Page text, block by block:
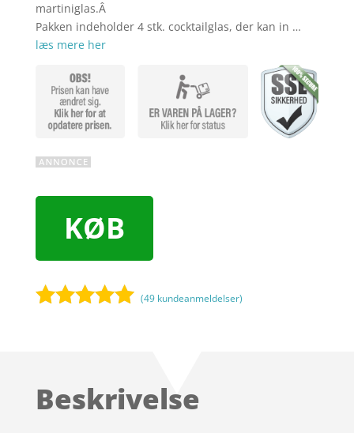
martiniglas.Â
Pakken indeholder 4 stk. cocktailglas, der kan in …
læs mere her
KØB
kundebedøm
(49 kundeanmeldelser)
Beskrivelse